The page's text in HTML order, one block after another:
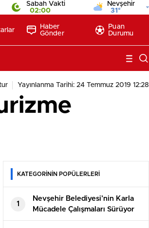
Sabah Vakti
02:00
Nevşehir
31°
Haber
Gönder
Puan
Durumu
Yayınlanma Tarihi: 24 Temmuz 2019 12:28
KATEGORİNİN POPÜLERLERİ
1
Nevşehir Belediyesi’nin Karla
Mücadele Çalışmaları Sürüyor